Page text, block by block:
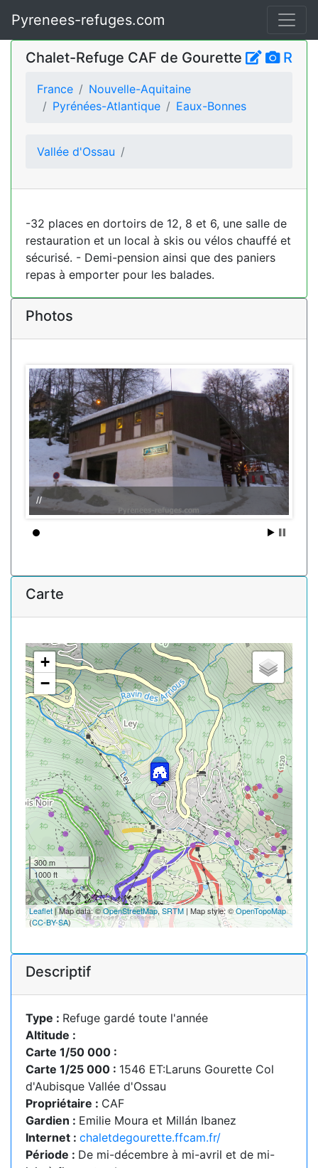
Pyrenees-refuges.com
Chalet-Refuge CAF de Gourette R
France
Nouvelle-Aquitaine
Pyrénées-Atlantique
Eaux-Bonnes
Vallée d'Ossau
-32 places en dortoirs de 12, 8 et 6, une salle de
restauration et un local à skis ou vélos chauffé et
sécurisé. - Demi-pension ainsi que des paniers
repas à emporter pour les balades.
Photos
//
Carte
+
−
300 m
1000 ft
Leaflet| Map data: ©OpenStreetMap,SRTM | Map style: ©OpenTopoMap
(CC-BY-SA)
Descriptif
Type : Refuge gardé toute l'année
Altitude :
Carte 1/50 000 :
Carte 1/25 000 : 1546 ET:Laruns Gourette Col
d'Aubisque Vallée d'Ossau
Propriétaire : CAF
Gardien : Emilie Moura et Millán Ibanez
Internet : chaletdegourette.ffcam.fr/
Période : De mi-décembre à mi-avril et de mi-